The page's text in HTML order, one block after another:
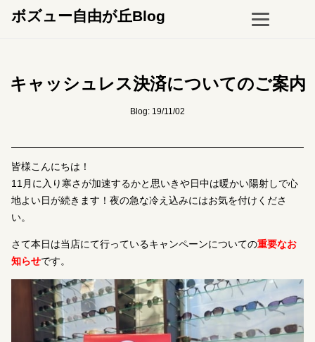
ボズュー自由が丘Blog
キャッシュレス決済についてのご案内
Blog: 19/11/02
皆様こんにちは！
11月に入り寒さが加速するかと思いきや日中は暖かい陽射しで心
地よい日が続きます！夜の急な冷え込みにはお気を付けくださ
い。
さて本日は当店にて行っているキャンペーンについての重要なお
知らせです。